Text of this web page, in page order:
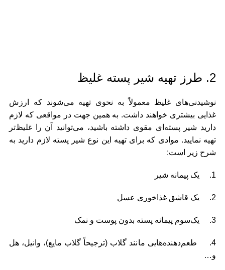
2. طرز تهیه شیر پسته غلیظ
نوشیدنی‌های غلیظ معمولاً به نحوی تهیه می‌شوند که ارزش
غذایی بیشتری خواهند داشت. به همین جهت در مواقعی که لازم
دارید شیر پسته‌ای مقوی داشته باشید، می‌توانید آن را غلیظ‌تر
تهیه نمایید. موادی که برای تهیه این نوع شیر پسته لازم دارید به
شرح زیر است:
1. یک پیمانه شیر
2. یک قاشق غذاخوری عسل
3. یک‌سوم پیمانه پسته بدون پوست و نمک
4. طعم‌دهنده‌هایی مانند گلاب (ترجیحاً گلاب مایع)، وانیل، هل
و…